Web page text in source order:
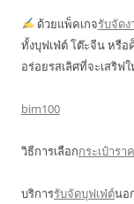
ด้วยแพ็คเกจรับจัดง
ทั้งบุฟเฟ่ต์ โต๊ะจีน หรือ
อร่อยรสเลิศที่จะเสริ
bim100
วิธีการเลือกกระเป๋ารา
บริการรับจัดบุฟเฟ่ต์นอ